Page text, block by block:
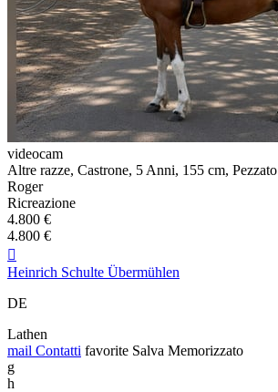
videocam
Altre razze, Castrone, 5 Anni, 155 cm, Pezzato
Roger
Ricreazione
4.800 €
4.800 €

Heinrich Schulte Übermühlen
DE
Lathen
mail Contatti favorite Salva Memorizzato
g
h